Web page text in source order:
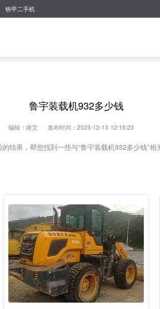
铁甲二手机
鲁宇装载机932多少钱
编辑：谢艾 发布时间：2023-12-13 12:16:23
结果，帮您找到一些与“鲁宇装载机932多少钱”